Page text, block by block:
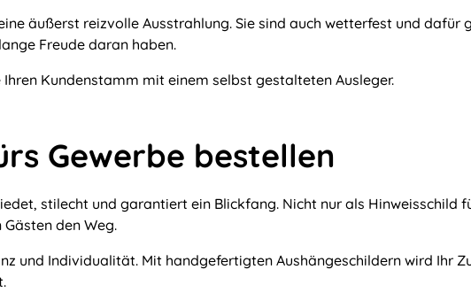
äußerst reizvolle Ausstrahlung. Sie sind auch wetterfest und dafür
Freude daran haben.
Kundenstamm mit einem selbst gestalteten Ausleger.
Gewerbe bestellen
stilecht und garantiert ein Blickfang. Nicht nur als Hinweisschild
den Weg.
und Individualität. Mit handgefertigten Aushängeschildern wird Ihr